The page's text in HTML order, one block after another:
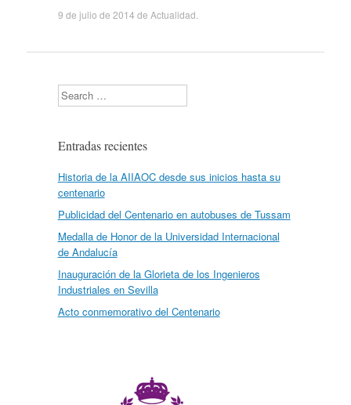
9 de julio de 2014 de Actualidad
Search
Entradas recientes
Historia de la AIIAOC desde sus inicios hasta su
centenario
Publicidad del Centenario en autobuses de Tussam
Medalla de Honor de la Universidad Internacional
de Andalucía
Inauguración de la Glorieta de los Ingenieros
Industriales en Sevilla
Acto conmemorativo del Centenario